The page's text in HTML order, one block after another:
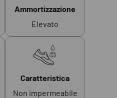
Ammortizzazione
Elevato
Caratteristica
Non impermeabile